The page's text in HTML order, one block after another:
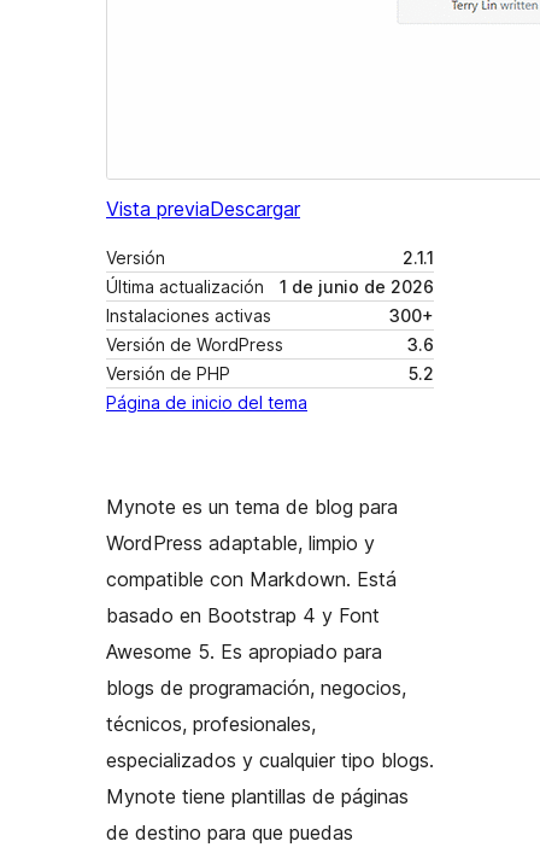
Vista previaDescargar
Versión
2.1.1
Última actualización
1 de junio de 2026
Instalaciones activas
300+
Versión de WordPress
3.6
Versión de PHP
5.2
Página de inicio del tema
Mynote es un tema de blog para
WordPress adaptable, limpio y
compatible con Markdown. Está
basado en Bootstrap 4 y Font
Awesome 5. Es apropiado para
blogs de programación, negocios,
técnicos, profesionales,
especializados y cualquier tipo blogs.
Mynote tiene plantillas de páginas
de destino para que puedas